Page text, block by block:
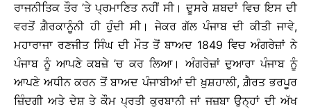
ਰਾਜਨੀਤਿਕ ਤੌਰ ’ਤੇ ਪ੍ਰਮਾਣਿਤ ਨਹੀਂ ਸੀ। ਦੂਸਰੇ ਸ਼ਬਦਾਂ ਵਿਚ ਇਸ ਦੀ
ਵਰਤੋਂ ਗ਼ੈਰਕਾਨੂੰਨੀ ਹੀ ਹੁੰਦੀ ਸੀ। ਜੇਕਰ ਗੱਲ ਪੰਜਾਬ ਦੀ ਕੀਤੀ ਜਾਵੇ,
ਮਹਾਰਾਜਾ ਰਣਜੀਤ ਸਿੰਘ ਦੀ ਮੌਤ ਤੋਂ ਬਾਅਦ 1849 ਵਿਚ ਅੰਗਰੇਜ਼ਾਂ ਨੇ
ਪੰਜਾਬ ਨੂੰ ਆਪਣੇ ਕਬਜ਼ੇ ’ਚ ਕਰ ਲਿਆ। ਅੰਗਰੇਜ਼ਾਂ ਦੁਆਰਾ ਪੰਜਾਬ ਨੂੰ
ਆਪਣੇ ਅਧੀਨ ਕਰਨ ਤੋਂ ਬਾਅਦ ਪੰਜਾਬੀਆਂ ਦੀ ਖ਼ੁਸ਼ਹਾਲੀ, ਗ਼ੈਰਤ ਭਰਪੂਰ
ਜ਼ਿੰਦਗੀ ਅਤੇ ਦੇਸ਼ ਤੇ ਕੌਮ ਪ੍ਰਤੀ ਕੁਰਬਾਨੀ ਜਾਂ ਜਜ਼ਬਾ ਉਨ੍ਹਾਂ ਦੀ ਅੱਖ